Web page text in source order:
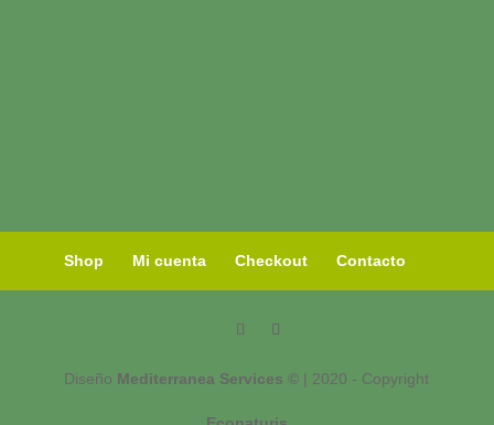
Shop Mi cuenta Checkout Contacto
Diseño Mediterranea Services © | 2020 - Copyright